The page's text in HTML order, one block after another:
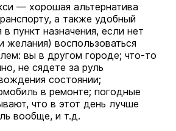
— хорошая альтернатива
а также удобный
пункт назначения, если нет
желания) воспользоваться
вы в другом городе; что-то
не сядете за руль
состоянии;
в ремонте; погодные
что в этот день лучше
вообще, и т.д.